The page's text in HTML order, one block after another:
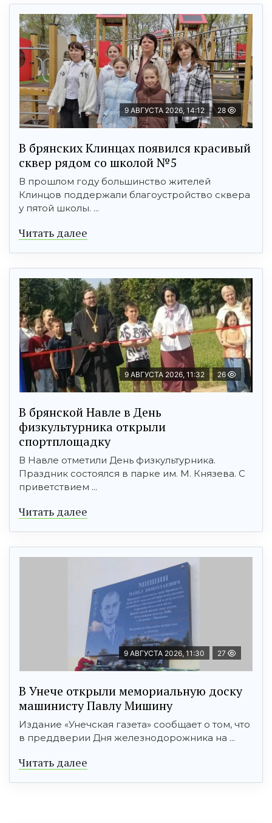
9 АВГУСТА 2026, 14:12 28
В брянских Клинцах появился красивый
сквер рядом со школой №5
В прошлом году большинство жителей
Клинцов поддержали благоустройство сквера
у пятой школы. ...
Читать далее
9 АВГУСТА 2026, 11:32 26
В брянской Навле в День
физкультурника открыли
спортплощадку
В Навле отметили День физкультурника.
Праздник состоялся в парке им. М. Князева. С
приветствием ...
Читать далее
9 АВГУСТА 2026, 11:30 27
В Унече открыли мемориальную доску
машинисту Павлу Мишину
Издание «Унечская газета» сообщает о том, что
в преддверии Дня железнодорожника на ...
Читать далее